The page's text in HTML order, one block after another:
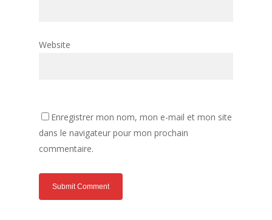
Website
Enregistrer mon nom, mon e-mail et mon site
dans le navigateur pour mon prochain
commentaire.